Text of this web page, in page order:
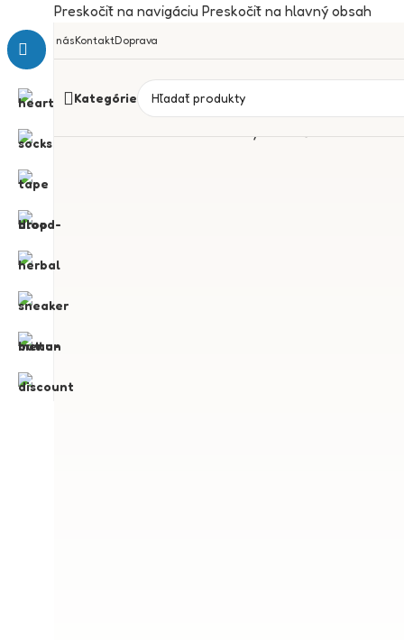
Preskočiť na navigáciu Preskočiť na hlavný obsah
O násKontaktDoprava
Kategórie